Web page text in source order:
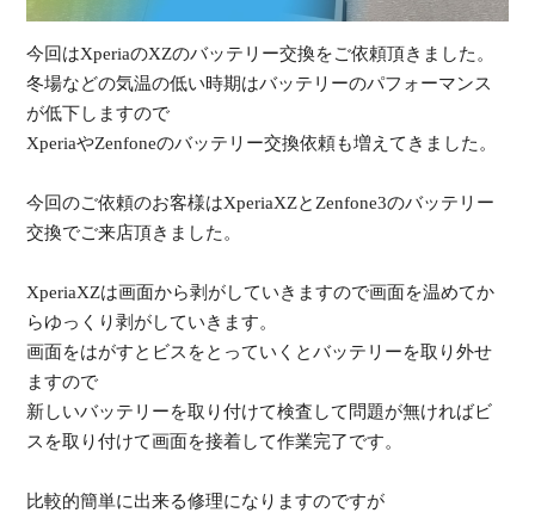
今回はXperiaのXZのバッテリー交換をご依頼頂きました。
冬場などの気温の低い時期はバッテリーのパフォーマンス
が低下しますので
XperiaやZenfoneのバッテリー交換依頼も増えてきました。
今回のご依頼のお客様はXperiaXZとZenfone3のバッテリー
交換でご来店頂きました。
XperiaXZは画面から剥がしていきますので画面を温めてか
らゆっくり剥がしていきます。
画面をはがすとビスをとっていくとバッテリーを取り外せ
ますので
新しいバッテリーを取り付けて検査して問題が無ければビ
スを取り付けて画面を接着して作業完了です。
比較的簡単に出来る修理になりますのですが